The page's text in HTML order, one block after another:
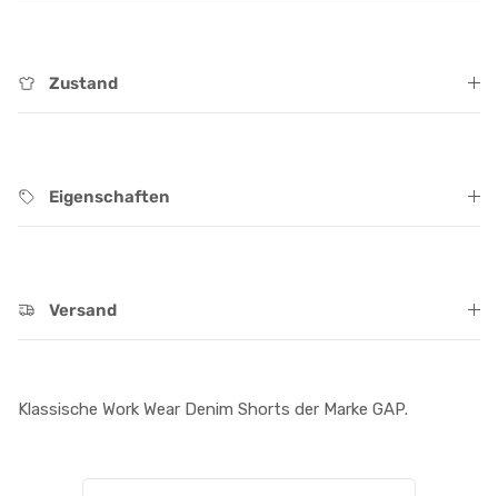
Zustand
Eigenschaften
Versand
Klassische Work Wear Denim Shorts der Marke GAP.